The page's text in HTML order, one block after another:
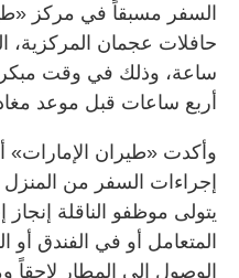
السفر مسبقاً في مركز
أربع ساعات قبل موعد
وأكدت «طيران الإمارات»
إجراءات السفر من
يتولى موظفو الناقلة
المتعامل أو في الفندق أو
الوصول إلى المطار لاحقاً